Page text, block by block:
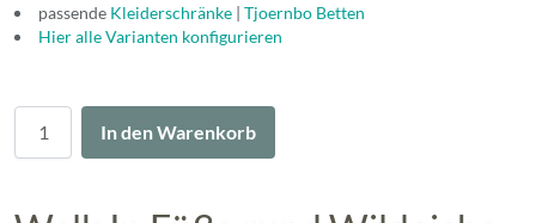
passende Kleiderschränke | Tjoernbo Betten
Hier alle Varianten konfigurieren
In den Warenkorb